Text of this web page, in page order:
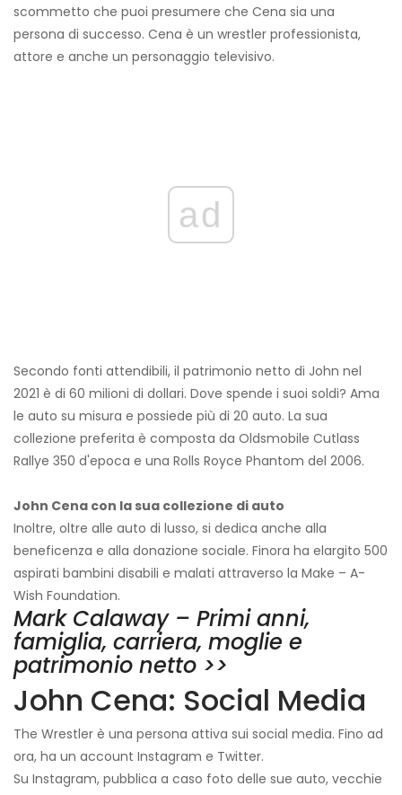
scommetto che puoi presumere che Cena sia una
persona di successo. Cena è un wrestler professionista,
attore e anche un personaggio televisivo.
ad
Secondo fonti attendibili, il patrimonio netto di John nel
2021 è di 60 milioni di dollari. Dove spende i suoi soldi? Ama
le auto su misura e possiede più di 20 auto. La sua
collezione preferita è composta da Oldsmobile Cutlass
Rallye 350 d'epoca e una Rolls Royce Phantom del 2006.
John Cena con la sua collezione di auto
Inoltre, oltre alle auto di lusso, si dedica anche alla
beneficenza e alla donazione sociale. Finora ha elargito 500
aspirati bambini disabili e malati attraverso la Make – A-
Wish Foundation.
Mark Calaway – Primi anni,
famiglia, carriera, moglie e
patrimonio netto >>
John Cena: Social Media
The Wrestler è una persona attiva sui social media. Fino ad
ora, ha un account Instagram e Twitter.
Su Instagram, pubblica a caso foto delle sue auto, vecchie